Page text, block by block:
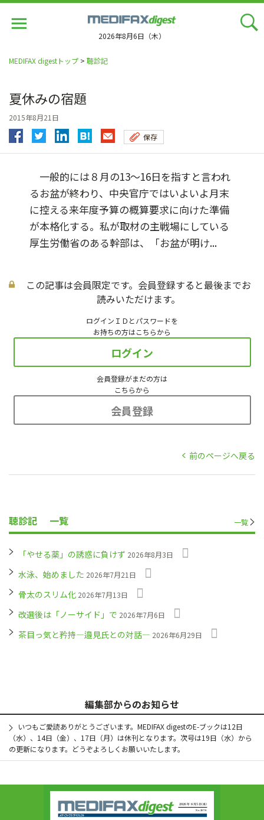
2026年8月6日（木）
MEDIFAX digestトップ > 聴診記
夏休みの宿題
2015年8月21日
保存
一般的には８月の13～16日を指すと言われ
るお盆が終わり、中央官庁ではいよいよ月末
に控える来年度予算の概算要求に向けた準備
が本格化する。私が取材の主戦場にしている
厚生労働省のある幹部は、「お盆が明け...
この記事は会員限定です。会員登録すると最後までお
読みいただけます。
ログインＩＤとパスワードを
お持ちの方はこちらから
ログイン
会員登録がまだの方は
こちらから
会員登録
前のページへ戻る
聴診記 一覧 一覧
「やせる薬」の誘惑に負けず 2026年8月3日
水泳、始めました 2026年7月21日
骨太のスリム化 2026年7月13日
改選後は「ノーサイド」で 2026年7月6日
茶目っ気と矜持―邉見氏との対話― 2026年6月29日
編集部からのお知らせ
いつもご愛読ありがとうございます。MEDIFAX digestのE-ブックは12日
（水）、14日（金）、17日（月）は休刊となります。次号は19日（水）から
の更新になります。どうぞよろしくお願いいたします。